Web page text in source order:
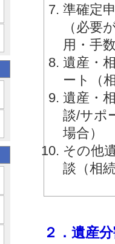
準確定
（必要
用・手
遺産・
ート（
遺産・
談/サポ
場合）
その他
談（相
２．遺産